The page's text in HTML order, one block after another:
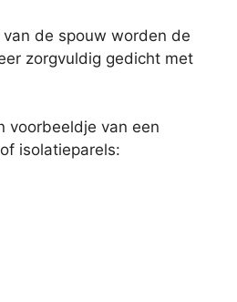
de spouw worden de
zorgvuldig gedicht met
voorbeeldje van een
isolatieparels: